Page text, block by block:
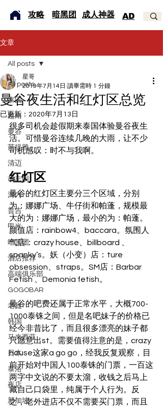
​攻略 暗黑团 成人神器 AD
文章
All posts
泰国
越南
曼谷
芭提雅
清迈
胡志明
河内
普吉
甲米
暗黑团
酒店推荐
高端俱乐部
GOGOBAR
老挝
韩国
马来西亚
日本
泰浴
夜店
新加坡
All posts
曼谷夜生活和红灯区总览
星哥
2019年7月14日 讀畢需時 1 分鐘
已更新： 2020年7月13日
很多司机会趁假期来泰国体验曼谷夜生
活。可惜曼谷连续几晚的大雨，让不少
司机感叹：时不与我啊。
红灯区
曼谷的红灯区主要分三个区域，分别
为：娜娜广场、牛仔街和帕蓬，规模最
大的为：娜娜广场，最小的为：帕蓬。
颜值店：rainbow4、baccara。氛围人
气店：crazy house、billboard 、
spanky’s。妖（小变）店：ture
obsession、straps。SM店：Barbar
Fetish 、Demonia fetish。
曼谷的吧费还属于正常水平，大概700-
1000泰铢之间，但是名吧妹子的价格已
经今非昔比了，而且很多漂亮的妹子都
只愿意出st。需要值得注意的是，crazy
house这家a go go，经我反复观察，目
前开始对中国人100泰铢的门票，一百这
两字中文说的不要太溜，收钱之后马上
藏自己口袋里，纯属于个人行为。反
之，老外进店不仅不需要买门票，而且